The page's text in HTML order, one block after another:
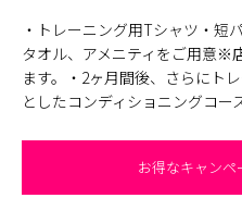
・トレーニング用Tシャツ・短
タオル、アメニティをご用意※
ます。・2ヶ月間後、さらにト
としたコンディショニングコー
お得なキャンペ